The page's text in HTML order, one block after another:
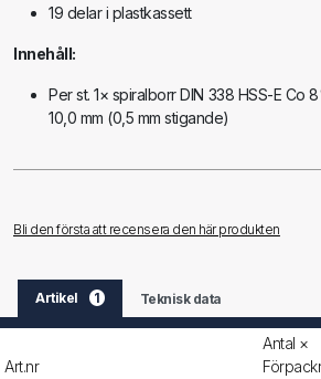
19 delar i plastkassett
Innehåll:
Per st. 1× spiralborr DIN 338 HSS-E Co
10,0 mm (0,5 mm stigande)
Bli den första att recensera den här produkten
Artikel 1 Teknisk data
Art.nr
Antal ×